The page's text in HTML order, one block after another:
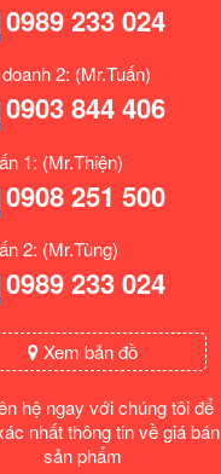
0989 233 024
2: (Mr.Tuấn)
0903 844 406
1: (Mr.Thiện)
0908 251 500
2: (Mr.Tùng)
0989 233 024
Xem bản đồ
hệ ngay với chúng tôi để
nhất thông tin về giá bán
sản phẩm